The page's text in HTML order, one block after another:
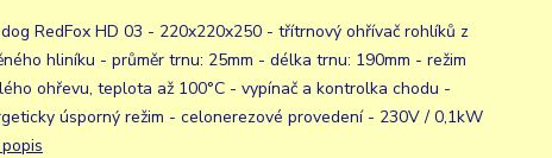
RedFox HD 03 - 220x220x250 - třítrnový ohřívač rohlíků z
hliníku - průměr trnu: 25mm - délka trnu: 190mm - režim
ohřevu, teplota až 100°C - vypínač a kontrolka chodu -
úsporný režim - celonerezové provedení - 230V / 0,1kW